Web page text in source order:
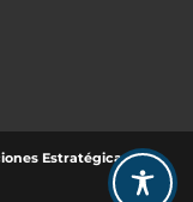
Estratégicas y